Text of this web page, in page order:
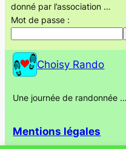
donné par l’association …
Mot de passe :
Choisy Rando
Une journée de randonnée
Mentions légales